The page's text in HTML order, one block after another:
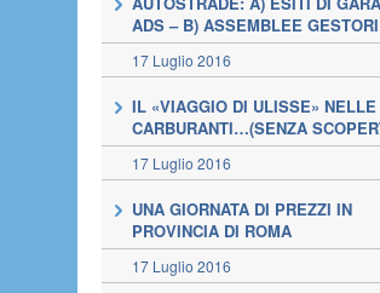
ADS – B) ASSEMBLEE GESTORI
17 Luglio 2016
IL «VIAGGIO DI ULISSE» NELLE
CARBURANTI…(SENZA
17 Luglio 2016
UNA GIORNATA DI PREZZI IN
PROVINCIA DI ROMA
17 Luglio 2016